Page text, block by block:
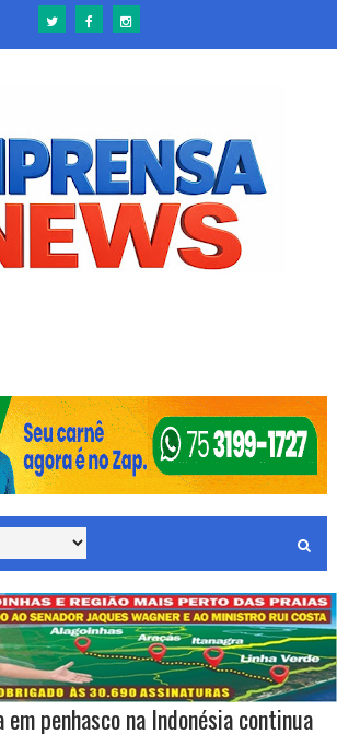
penhasco na Indonésia continua